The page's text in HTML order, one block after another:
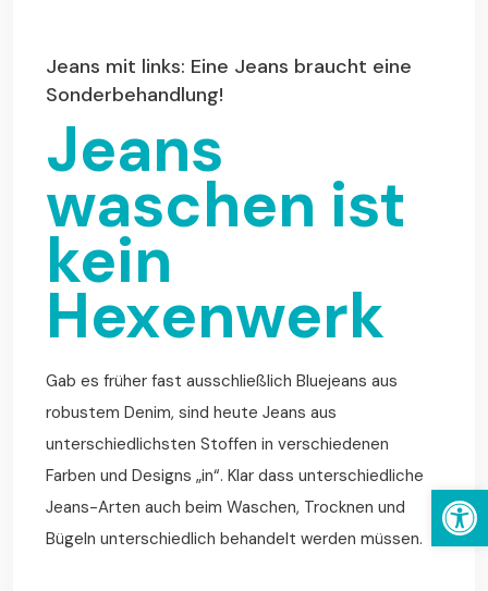
Jeans mit links: Eine Jeans braucht eine
Sonderbehandlung!
Jeans
waschen ist
kein
Hexenwerk
Gab es früher fast ausschließlich Bluejeans aus
robustem Denim, sind heute Jeans aus
unterschiedlichsten Stoffen in verschiedenen
Farben und Designs „in“. Klar dass unterschiedliche
Jeans-Arten auch beim Waschen, Trocknen und
Bügeln unterschiedlich behandelt werden müssen.